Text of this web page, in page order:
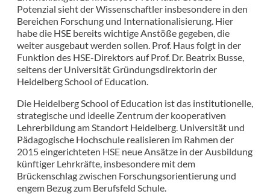
Potenzial sieht der Wissenschaftler insbesondere in den
Bereichen Forschung und Internationalisierung. Hier
habe die HSE bereits wichtige Anstöße gegeben, die
weiter ausgebaut werden sollen. Prof. Haus folgt in der
Funktion des HSE-Direktors auf Prof. Dr. Beatrix Busse,
seitens der Universität Gründungsdirektorin der
Heidelberg School of Education.
Die Heidelberg School of Education ist das institutionelle,
strategische und ideelle Zentrum der kooperativen
Lehrerbildung am Standort Heidelberg. Universität und
Pädagogische Hochschule realisieren im Rahmen der
2015 eingerichteten HSE neue Ansätze in der Ausbildung
künftiger Lehrkräfte, insbesondere mit dem
Brückenschlag zwischen Forschungsorientierung und
engem Bezug zum Berufsfeld Schule.